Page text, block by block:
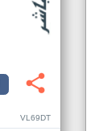
VL69DT